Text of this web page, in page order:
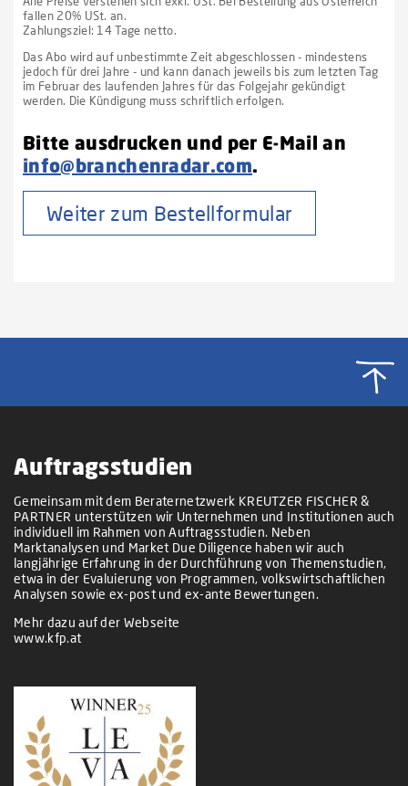
fallen 20% USt. an.
Zahlungsziel: 14 Tage netto.
Das Abo wird auf unbestimmte Zeit abgeschlossen - mindestens
jedoch für drei Jahre - und kann danach jeweils bis zum letzten Tag
im Februar des laufenden Jahres für das Folgejahr gekündigt
werden. Die Kündigung muss schriftlich erfolgen.
Bitte ausdrucken und per E-Mail an
info@branchenradar.com.
Weiter zum Bestellformular
Auftragsstudien
Gemeinsam mit dem Beraternetzwerk KREUTZER FISCHER &
PARTNER unterstützen wir Unternehmen und Institutionen auch
individuell im Rahmen von Auftragsstudien. Neben
Marktanalysen und Market Due Diligence haben wir auch
langjährige Erfahrung in der Durchführung von Themenstudien,
etwa in der Evaluierung von Programmen, volkswirtschaftlichen
Analysen sowie ex-post und ex-ante Bewertungen.
Mehr dazu auf der Webseite
www.kfp.at